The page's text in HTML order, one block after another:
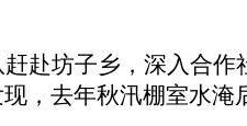
赴坊子乡，深入合作
，去年秋汛棚室水